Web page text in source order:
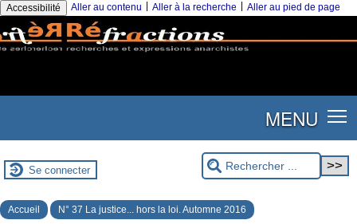
Accessibilité Aller au contenu Aller à la recherche Aller au pied de page
MENU
Se connecter
Accueil N° 37 La justice... hors la loi. Automne 2016